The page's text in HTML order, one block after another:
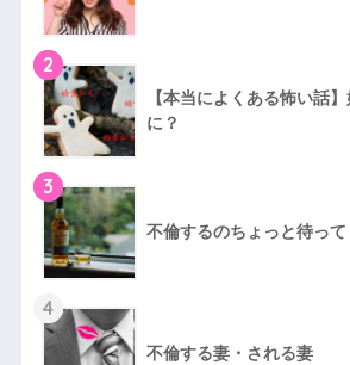
2
【本当によくある怖い話
に？
3
不倫するのちょっと待って
4
不倫する妻・される妻